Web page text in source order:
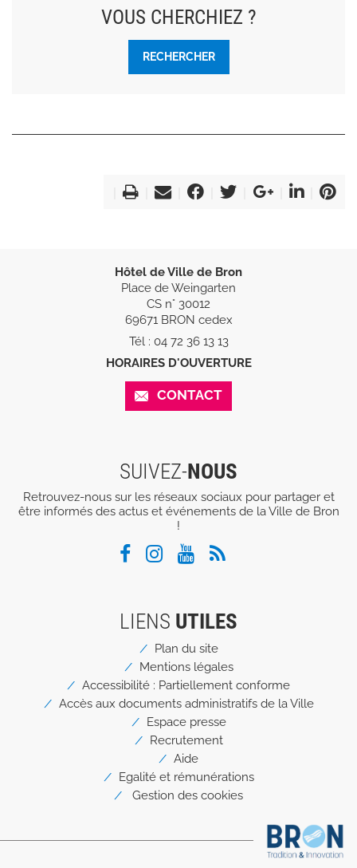
VOUS CHERCHIEZ ?
RECHERCHER
Hôtel de Ville de Bron
Place de Weingarten
CS n° 30012
69671 BRON cedex
Tél : 04 72 36 13 13
HORAIRES D'OUVERTURE
CONTACT
SUIVEZ-NOUS
Retrouvez-nous sur les réseaux sociaux pour partager et
être informés des actus et événements de la Ville de Bron
!
LIENS UTILES
Menu
Pied
de
page
Plan du site
Mentions légales
Accessibilité : Partiellement conforme
Accès aux documents administratifs de la Ville
Espace presse
Recrutement
Aide
Egalité et rémunérations
Gestion des cookies